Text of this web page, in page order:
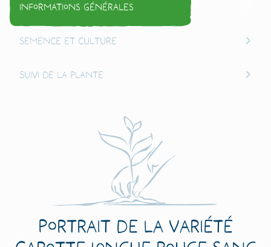
Informations générales
Semence et culture
Suivi de la plante
Portrait de la variété